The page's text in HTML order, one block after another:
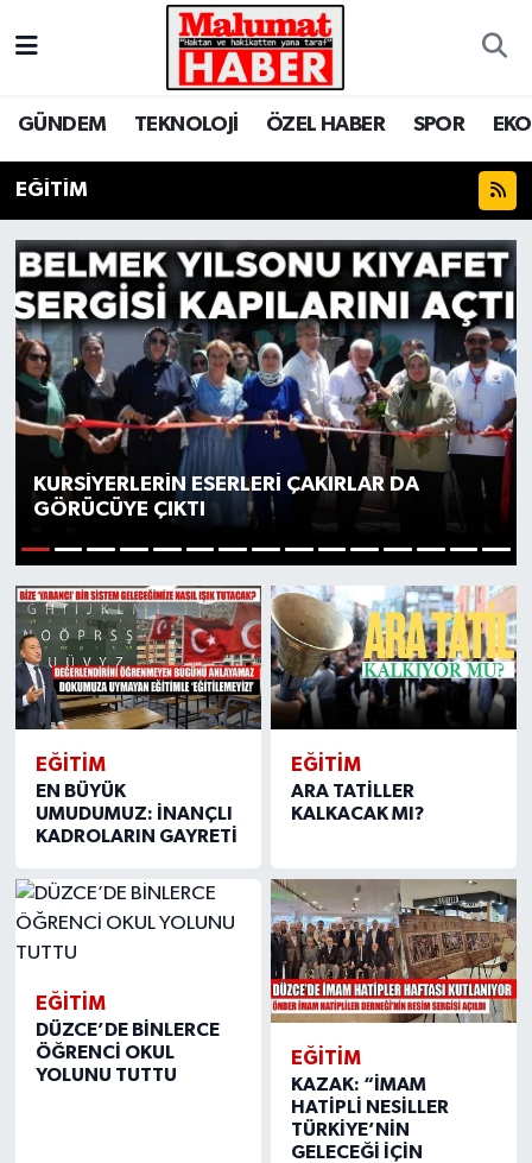
GÜNDEM TEKNOLOJİ ÖZEL HABER SPOR
EĞİTİM
KURSİYERLERİN ESERLERİ ÇAKIRLAR DA
GÖRÜCÜYE ÇIKTI
EĞİTİM
EN BÜYÜK
UMUDUMUZ: İNANÇLI
KADROLARIN GAYRETİ
EĞİTİM
ARA TATİLLER
KALKACAK MI?
EĞİTİM
DÜZCE’DE BİNLERCE
ÖĞRENCİ OKUL
YOLUNU TUTTU
EĞİTİM
KAZAK: “İMAM
HATİPLİ NESİLLER
TÜRKİYE’NİN
GELECEĞİ İÇİN
Nöbetçi Eczaneler
Süper Lig Puan Durumu ve Fikstür
Tüm Manşetler
Son Dakika Haberleri
Haber Arşivi